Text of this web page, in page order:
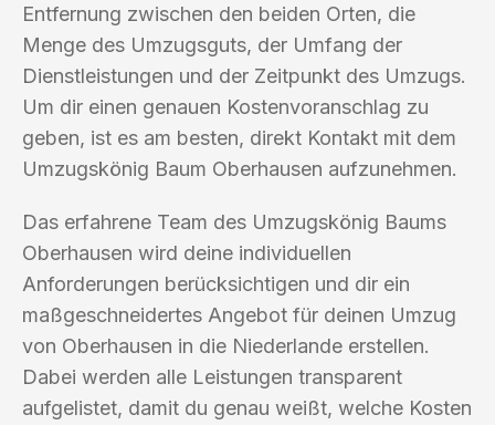
Entfernung zwischen den beiden Orten, die
Menge des Umzugsguts, der Umfang der
Dienstleistungen und der Zeitpunkt des Umzugs.
Um dir einen genauen Kostenvoranschlag zu
geben, ist es am besten, direkt Kontakt mit dem
Umzugskönig Baum Oberhausen aufzunehmen.
Das erfahrene Team des Umzugskönig Baums
Oberhausen wird deine individuellen
Anforderungen berücksichtigen und dir ein
maßgeschneidertes Angebot für deinen Umzug
von Oberhausen in die Niederlande erstellen.
Dabei werden alle Leistungen transparent
aufgelistet, damit du genau weißt, welche Kosten